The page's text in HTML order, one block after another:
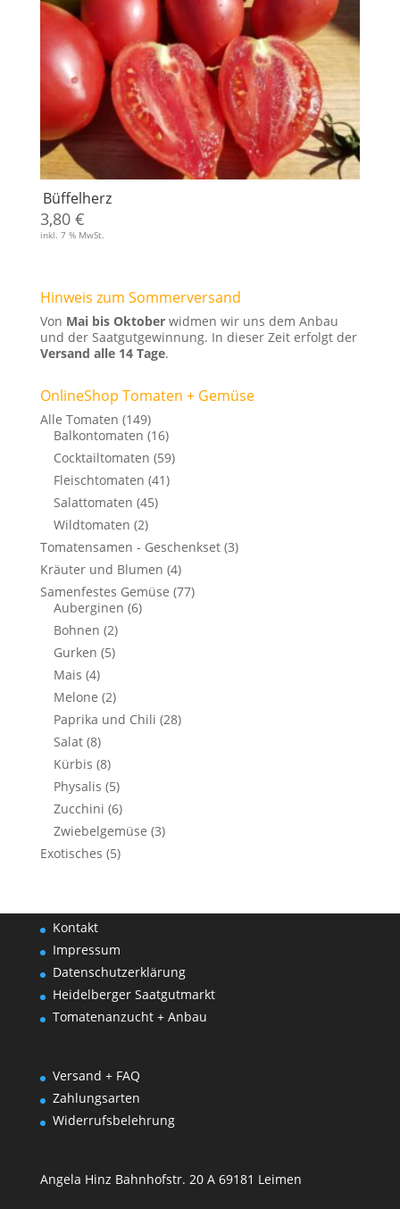
Büffelherz
3,80 €
inkl. 7 % MwSt.
Hinweis zum Sommerversand
Von Mai bis Oktoberwidmen wir uns dem Anbau
und der Saatgutgewinnung. In dieser Zeit erfolgt der
Versand alle 14 Tage.
OnlineShop Tomaten + Gemüse
Alle Tomaten (149)
Balkontomaten (16)
Cocktailtomaten (59)
Fleischtomaten (41)
Salattomaten (45)
Wildtomaten (2)
Tomatensamen - Geschenkset (3)
Kräuter und Blumen (4)
Samenfestes Gemüse (77)
Auberginen (6)
Bohnen (2)
Gurken (5)
Mais (4)
Melone (2)
Paprika und Chili (28)
Salat (8)
Kürbis (8)
Physalis (5)
Zucchini (6)
Zwiebelgemüse (3)
Exotisches (5)
Kontakt
Impressum
Datenschutzerklärung
Heidelberger Saatgutmarkt
Tomatenanzucht + Anbau
Versand + FAQ
Zahlungsarten
Widerrufsbelehrung
Angela Hinz Bahnhofstr. 20 A 69181 Leimen